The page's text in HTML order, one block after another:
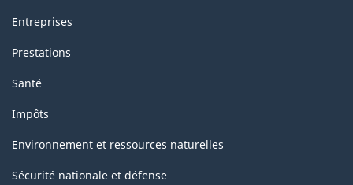
Entreprises
Prestations
Santé
Impôts
Environnement et ressources naturelles
Sécurité nationale et défense